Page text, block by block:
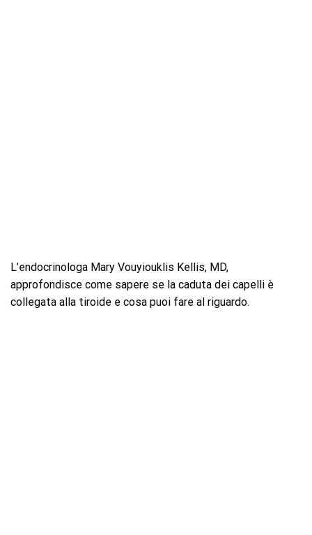
L’endocrinologa Mary Vouyiouklis Kellis, MD,
approfondisce come sapere se la caduta dei capelli è
collegata alla tiroide e cosa puoi fare al riguardo.